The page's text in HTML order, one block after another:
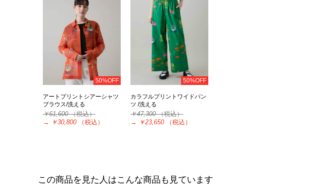
50%OFF
アートプリントシアーシャツ
ブラウス/洗える
￥61,600（税込）
→
￥30,800 （税込）
50%OFF
カラフルプリントワイドパン
ツ /洗える
￥47,300（税込）
→
￥23,650 （税込）
この商品を見た人はこんな商品も見ています